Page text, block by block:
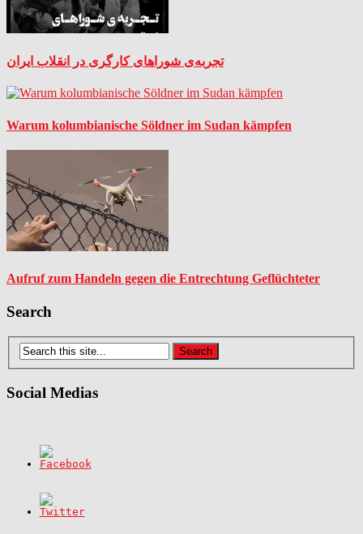
تجربه‌ی شوراهای کارگری در انقلاب ایران
Warum kolumbianische Söldner im Sudan kämpfen
Aufruf zum Handeln gegen die Entrechtung Geflüchteter
Search
Social Medias